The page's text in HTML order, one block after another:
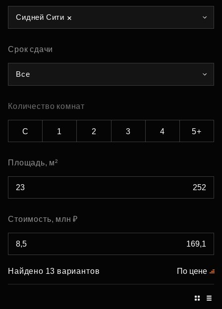
Сидней Сити
Срок сдачи
Все
Количество комнат
С 1 2 3 4 5+
Площадь, м²
Стоимость, млн ₽
Найдено 13 вариантов По цене